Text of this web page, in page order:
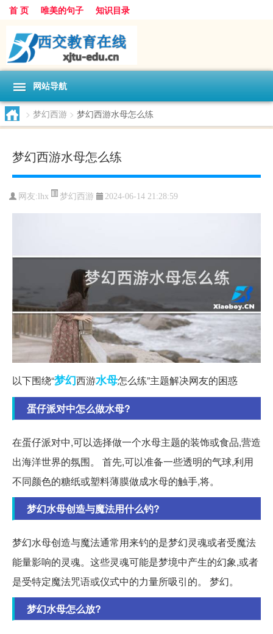
首 页 唯美的句子 知识目录
网站导航
> 梦幻西游 > 梦幻西游水母怎么练
梦幻西游水母怎么练
网友: lhx 梦幻西游 2024-06-14 21:28:59
以下围绕“梦幻西游水母怎么练”主题解决网友的困惑
蛋仔派对中怎么做水母?
在蛋仔派对中,可以选择做一个水母主题的装饰或食品,营造
出海洋世界的氛围。 首先,可以准备一些透明的气球,利用
不同颜色的糖纸或塑料薄膜做成水母的触手,将。
梦幻水母创造与魔法用什么钓?
梦幻水母创造与魔法通常用来钓的是梦幻灵魂或者受魔法
能量影响的灵魂。这些灵魂可能是梦境中产生的幻象,或者
是受特定魔法咒语或仪式中的力量所吸引的。 梦幻。
梦幻水母怎么放?